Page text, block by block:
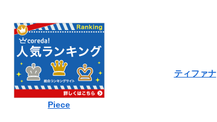
Piece
ティファナ